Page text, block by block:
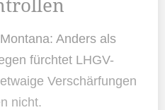
Anders als
fürchtet LHGV-
Verschärfungen
nicht.